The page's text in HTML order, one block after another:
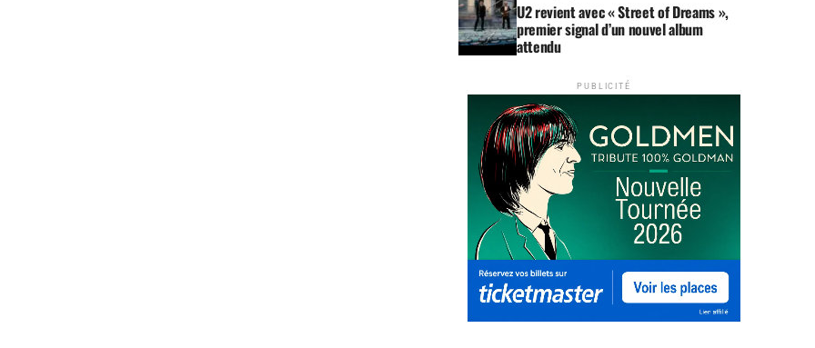
U2 revient avec « Street of Dreams »,
premier signal d’un nouvel album
attendu
PUBLICITÉ